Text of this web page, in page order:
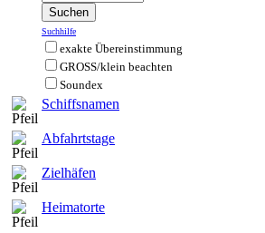
Suchhilfe
exakte Übereinstimmung
GROSS/klein beachten
Soundex
Schiffsnamen
Abfahrtstage
Zielhäfen
Heimatorte